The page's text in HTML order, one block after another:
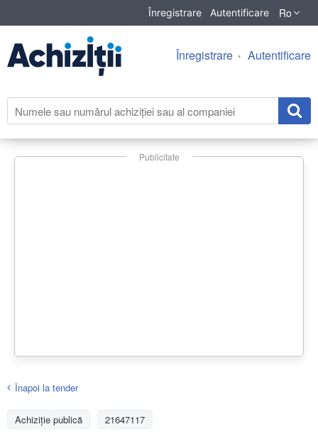
Înregistrare Autentificare Ro
Înregistrare Autentificare
Publicitate
Înapoi la tender
Achiziţie publică 21647117